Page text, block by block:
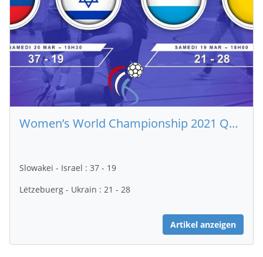
Women’s World Championship 2021 Quali R1 – Resultater vum 2. Dag
Slowakei - Israel : 37 - 19
Lëtzebuerg - Ukrain : 21 - 28
Artikel anzeigen